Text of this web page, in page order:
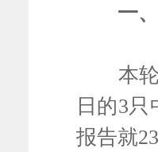
一
本轮
日的3
报告就